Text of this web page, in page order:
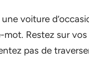
voiture
Restez sur
pas de